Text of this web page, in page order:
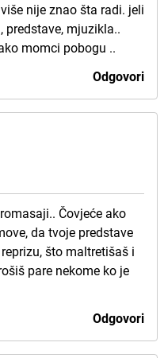
nije znao šta radi. jeli
predstave, mjuzikla..
momci pobogu ..
Odgovori
Čovjeće ako
da tvoje predstave
što maltretišaš i
pare nekome ko je
Odgovori